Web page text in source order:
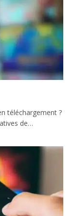
téléchargement ?
de…